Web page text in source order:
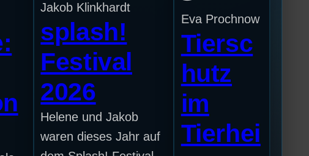
Jakob Klinkhardt
splash!
Festival
2026
Helene und Jakob
waren dieses Jahr auf
Eva Prochnow
Tiersc
hutz
im
Tierhei